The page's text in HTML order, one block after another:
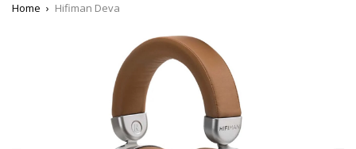
Home › Hifiman Deva